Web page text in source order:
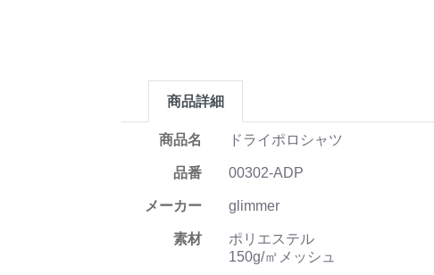
商品詳細
商品名 ドライポロシャツ
品番 00302-ADP
メーカー glimmer
素材
ポリエステル
150g/㎡メッシュ